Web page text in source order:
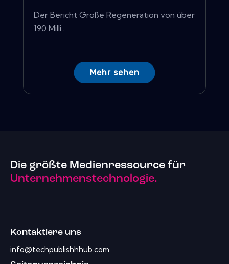
Der Bericht Große Regeneration von über
190 Milli...
Mehr sehen
Die größte Medienressource für
Unternehmenstechnologie.
Kontaktiere uns
info@techpublishhhub.com